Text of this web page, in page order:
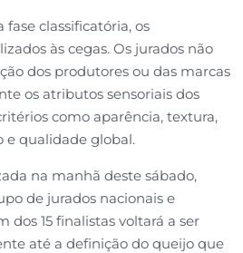
classificatória, os
às cegas. Os jurados não
dos produtores ou das marcas
os atributos sensoriais dos
como aparência, textura,
e qualidade global.
na manhã deste sábado,
de jurados nacionais e
dos 15 finalistas voltará a ser
até a definição do queijo que